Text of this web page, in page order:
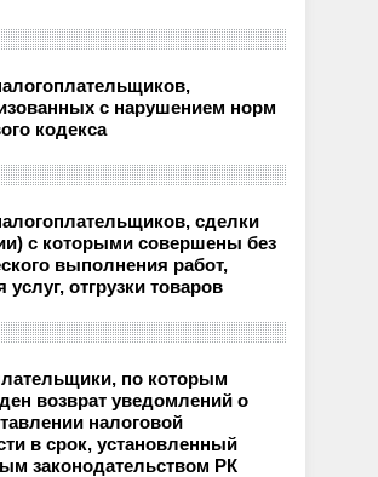
с нарушением норм
кодекса
сделки
с которыми совершены без
выполнения работ,
услуг, отгрузки товаров
по которым
возврат уведомлений о
налоговой
в срок, установленный
законодательством РК